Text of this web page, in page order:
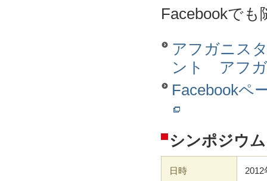
Facebookで
アフガニス
ント アフガ
Facebookペ
シンポジウ
日時